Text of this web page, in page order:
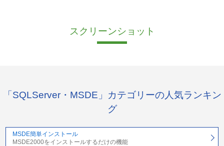
スクリーンショット
「SQLServer・MSDE」カテゴリーの人気ランキン
グ
MSDE簡単インストール
MSDE2000をインストールするだけの機能